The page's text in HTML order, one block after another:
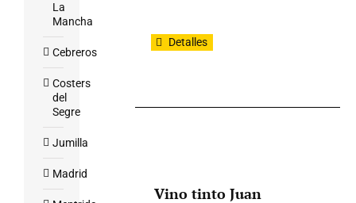
Detalles
Vino tinto Juan
La
Mancha
Cebreros
Costers
del
Segre
Jumilla
Madrid